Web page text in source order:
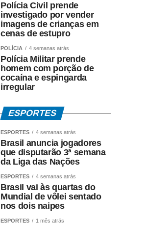
Polícia Civil prende
investigado por vender
imagens de crianças em
cenas de estupro
POLÍCIA 4 semanas atrás
Polícia Militar prende
homem com porção de
cocaína e espingarda
irregular
ESPORTES
ESPORTES 4 semanas atrás
Brasil anuncia jogadores
que disputarão 3ª semana
da Liga das Nações
ESPORTES 4 semanas atrás
Brasil vai às quartas do
Mundial de vôlei sentado
nos dois naipes
ESPORTES 1 mês atrás